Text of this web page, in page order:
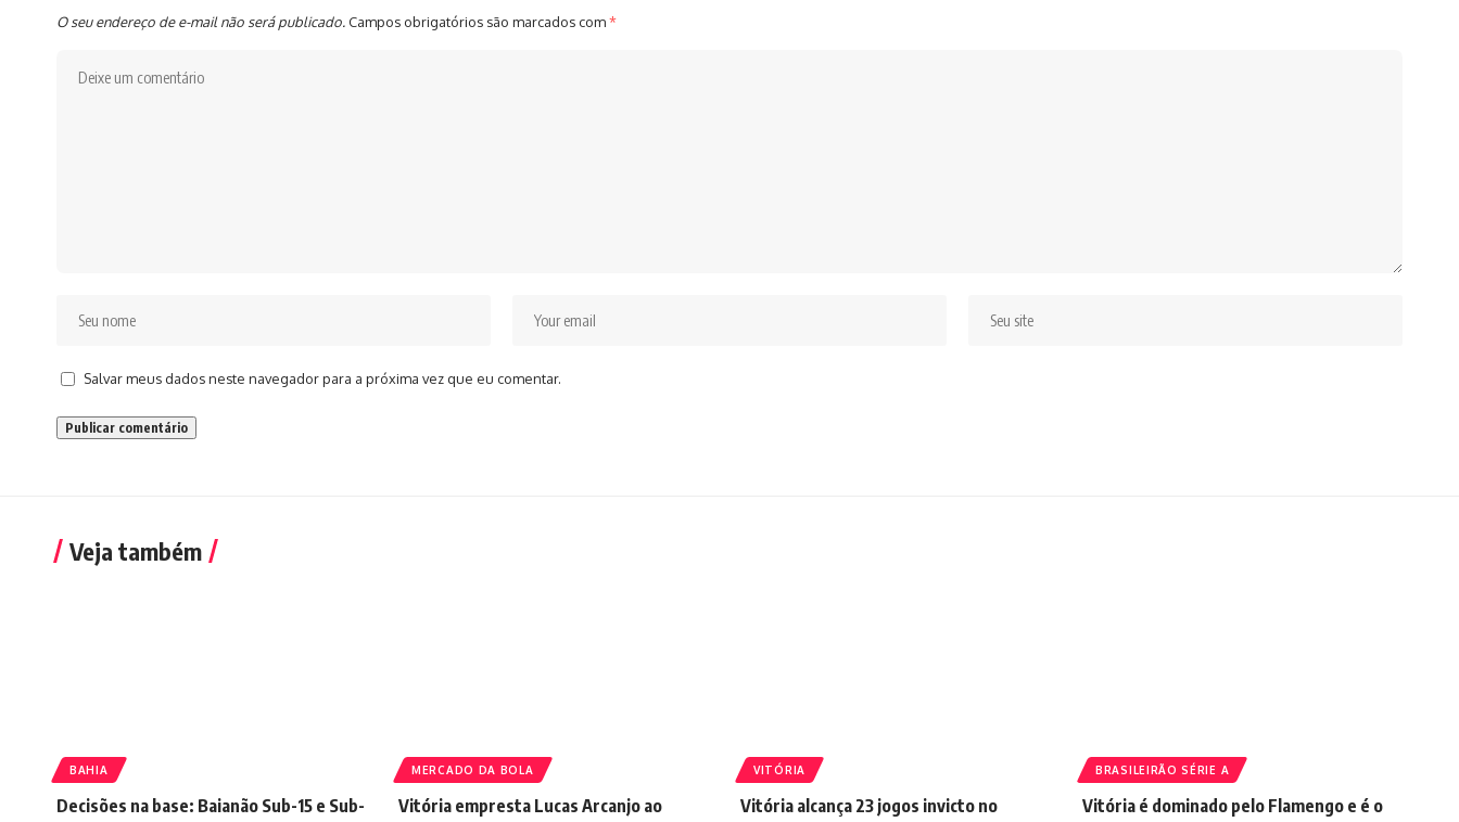
O seu endereço de e-mail não será publicado. Campos obrigatórios são marcados com*
Salvar meus dados neste navegador para a próxima vez que eu comentar.
Veja também
BAHIA
Decisões na base: Baianão Sub-15 e Sub-
MERCADO DA BOLA
Vitória empresta Lucas Arcanjo ao
VITÓRIA
Vitória alcança 23 jogos invicto no
BRASILEIRÃO SÉRIE A
Vitória é dominado pelo Flamengo e é o